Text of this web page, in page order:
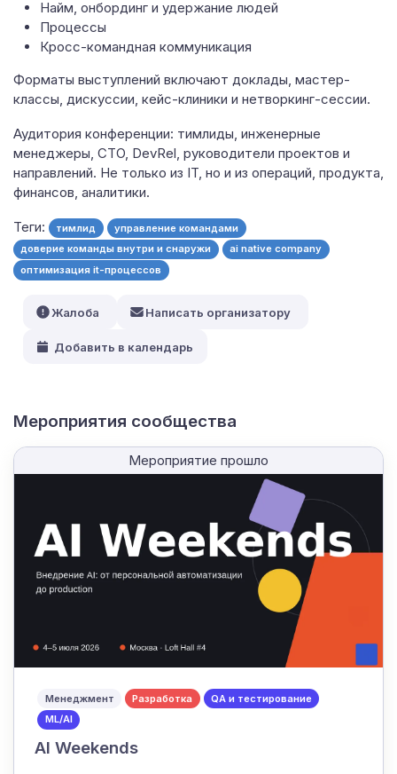
Найм, онбординг и удержание людей
Процессы
Кросс-командная коммуникация
Форматы выступлений включают доклады, мастер-
классы, дискуссии, кейс-клиники и нетворкинг-сессии.
Аудитория конференции: тимлиды, инженерные
менеджеры, CTO, DevRel, руководители проектов и
направлений. Не только из IT, но и из операций, продукта,
финансов, аналитики.
Теги: тимлид
управление командами
доверие команды внутри и снаружи
ai native company
оптимизация it-процессов
Жалоба Написать организатору
Добавить в календарь
Мероприятия сообщества
Мероприятие прошло
Менеджмент Разработка
QA и тестирование
ML/AI
AI Weekends